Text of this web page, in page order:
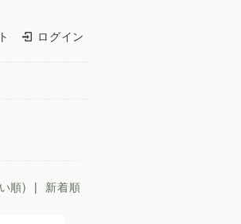
ログイン
順) | 新着順